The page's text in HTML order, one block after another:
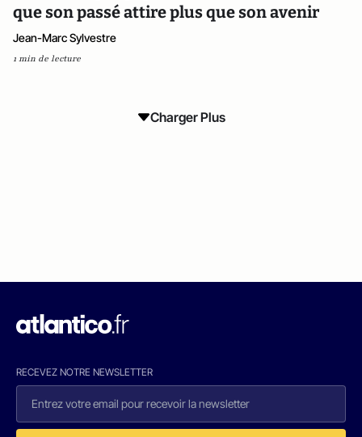
que son passé attire plus que son avenir
Jean-Marc Sylvestre
1 min de lecture
Charger Plus
RECEVEZ NOTRE NEWSLETTER